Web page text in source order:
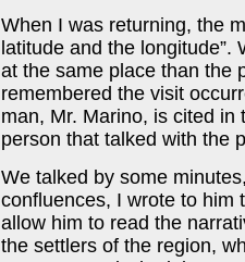
When I was returning, the
latitude and the
at the same place than the
remembered the visit
man, Mr. Marino, is cited in
person that talked with the
We talked by some
confluences, I wrote to him
allow him to read the
the settlers of the region,